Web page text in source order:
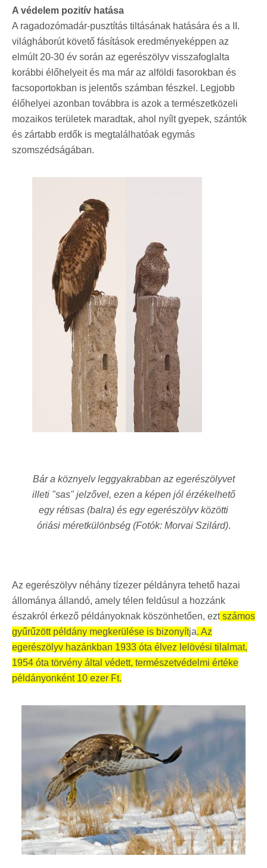
A védelem pozitív hatása
A ragadozómadár-pusztítás tiltásának hatására és a II.
világháborút követő fásítások eredményeképpen az
elmúlt 20-30 év során az egerészölyv visszafoglalta
korábbi élőhelyeit és ma már az alföldi fasorokban és
facsoportokban is jelentős számban fészkel. Legjobb
élőhelyei azonban továbbra is azok a természetközeli
mozaikos területek maradtak, ahol nyílt gyepek, szántók
és zártabb erdők is megtalálhatóak egymás
szomszédságában.
Bár a köznyelv leggyakrabban az egerészölyvet
illeti "sas" jelzővel, ezen a képen jól érzékelhető
egy rétisas (balra) és egy egerészölyv közötti
óriási méretkülönbség (Fotók: Morvai Szilárd).
Az egerészölyv néhány tízezer példányra tehető hazai
állománya állandó, amely télen feldúsul a hozzánk
északról érkező példányoknak köszönhetően, ezt számos
gyűrűzött példány megkerülése is bizonyítja. Az
egerészölyv hazánkban 1933 óta élvez lelövési tilalmat,
1954 óta törvény által védett, természetvédelmi értéke
példányonként 10 ezer Ft.